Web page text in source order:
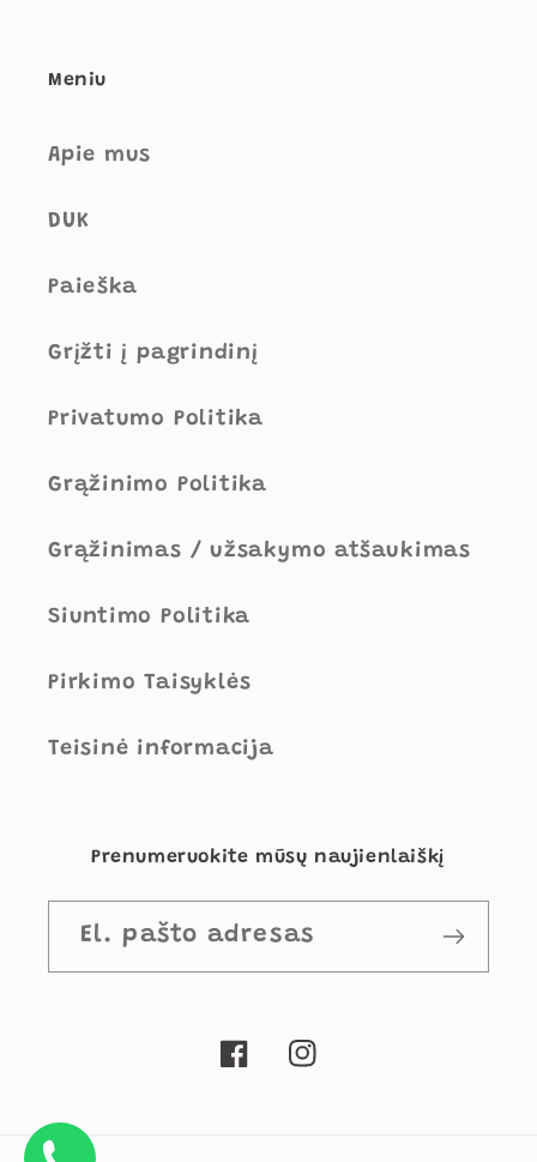
Meniu
Apie mus
DUK
Paieška
Grįžti į pagrindinį
Privatumo Politika
Grąžinimo Politika
Grąžinimas / užsakymo atšaukimas
Siuntimo Politika
Pirkimo Taisyklės
Teisinė informacija
Prenumeruokite mūsų naujienlaiškį
El. pašto adresas
„Facebook“„Instagram“